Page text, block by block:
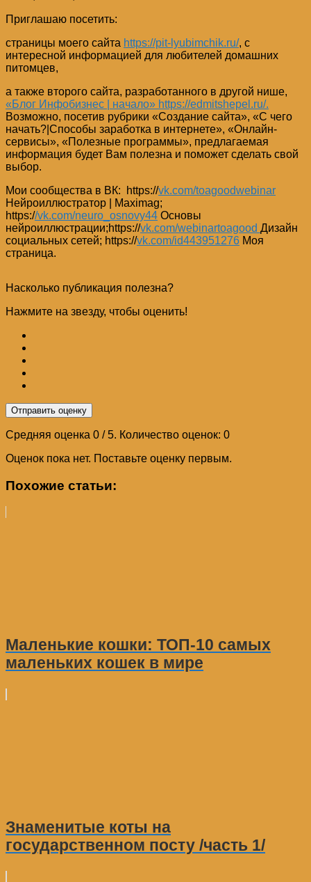
Приглашаю посетить:
страницы моего сайта https://pit-lyubimchik.ru/, с
интересной информацией для любителей домашних
питомцев,
а также второго сайта, разработанного в другой нише,
«Блог Инфобизнес | начало» https://edmitshepel.ru/.
Возможно, посетив рубрики «Создание сайта», «С чего
начать?|Способы заработка в интернете», «Онлайн-
сервисы», «Полезные программы», предлагаемая
информация будет Вам полезна и поможет сделать свой
выбор.
Мои сообщества в ВК: https://vk.com/toagoodwebinar
Нейроиллюстратор | Maximag;
https://vk.com/neuro_osnovy44 Основы
нейроиллюстрации;https://vk.com/webinartoagood Дизайн
социальных сетей; https://vk.com/id443951276 Моя
страница.
Насколько публикация полезна?
Нажмите на звезду, чтобы оценить!
Отправить оценку
Средняя оценка 0 / 5. Количество оценок: 0
Оценок пока нет. Поставьте оценку первым.
Похожие статьи:
Маленькие кошки: ТОП-10 самых
маленьких кошек в мире
Знаменитые коты на
государственном посту /часть 1/